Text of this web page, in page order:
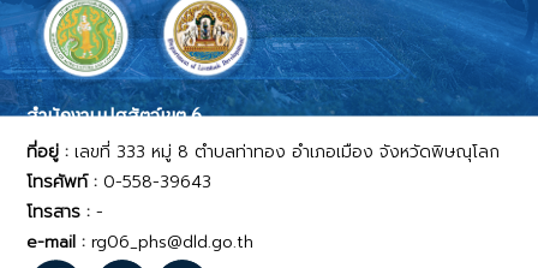
สำนักงานปศุสัตว์เขต 6
ที่อยู่ :เลขที่ 333 หมู่ 8 ตำบลท่าทอง อำเภอเมือง จังหวัดพิษณุโลก
โทรศัพท์ : 0-558-39643
โทรสาร : -
e-mail :rg06_phs@dld.go.th